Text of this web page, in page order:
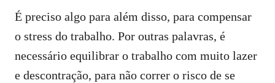
É preciso algo para além disso, para compensar
o stress do trabalho. Por outras palavras, é
necessário equilibrar o trabalho com muito lazer
e descontração, para não correr o risco de se